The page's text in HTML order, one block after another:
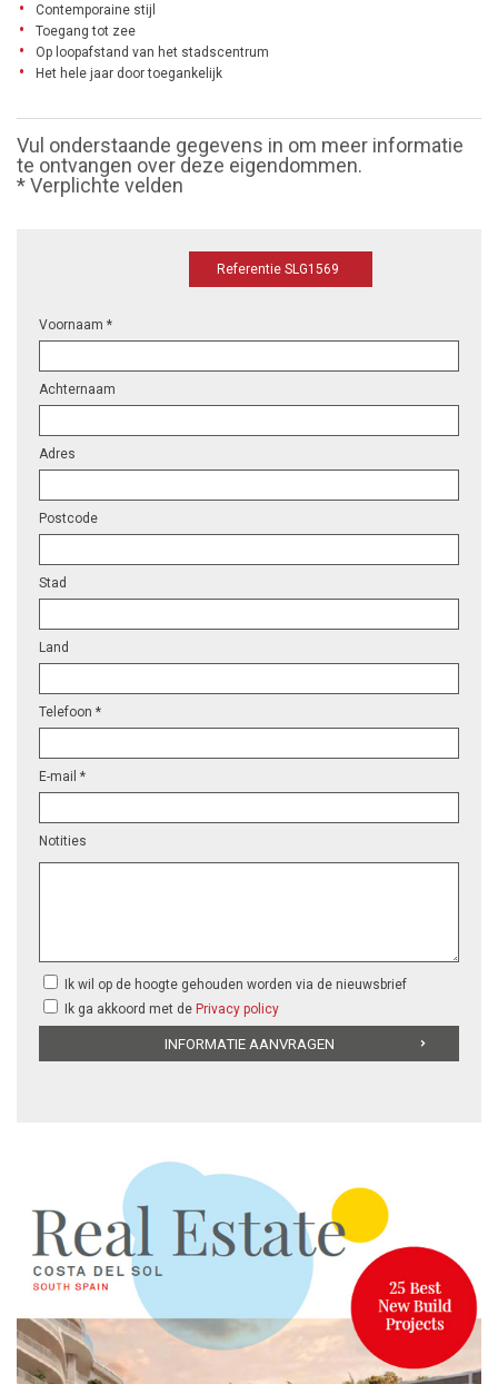
Contemporaine stijl
Toegang tot zee
Op loopafstand van het stadscentrum
Het hele jaar door toegankelijk
Vul onderstaande gegevens in om meer informatie
te ontvangen over deze eigendommen.
* Verplichte velden
Referentie SLG1569
Voornaam *
Achternaam
Adres
Postcode
Stad
Land
Telefoon *
E-mail *
Notities
Ik wil op de hoogte gehouden worden via de nieuwsbrief
Ik ga akkoord met de Privacy policy